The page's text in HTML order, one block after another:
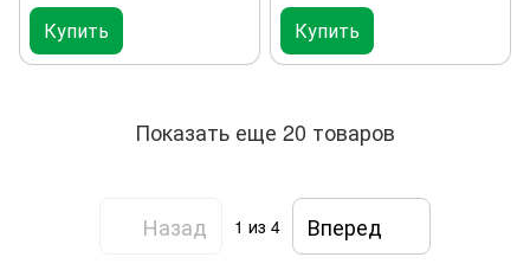
Купить Купить
Показать еще 20 товаров
Назад 1 из 4 Вперед